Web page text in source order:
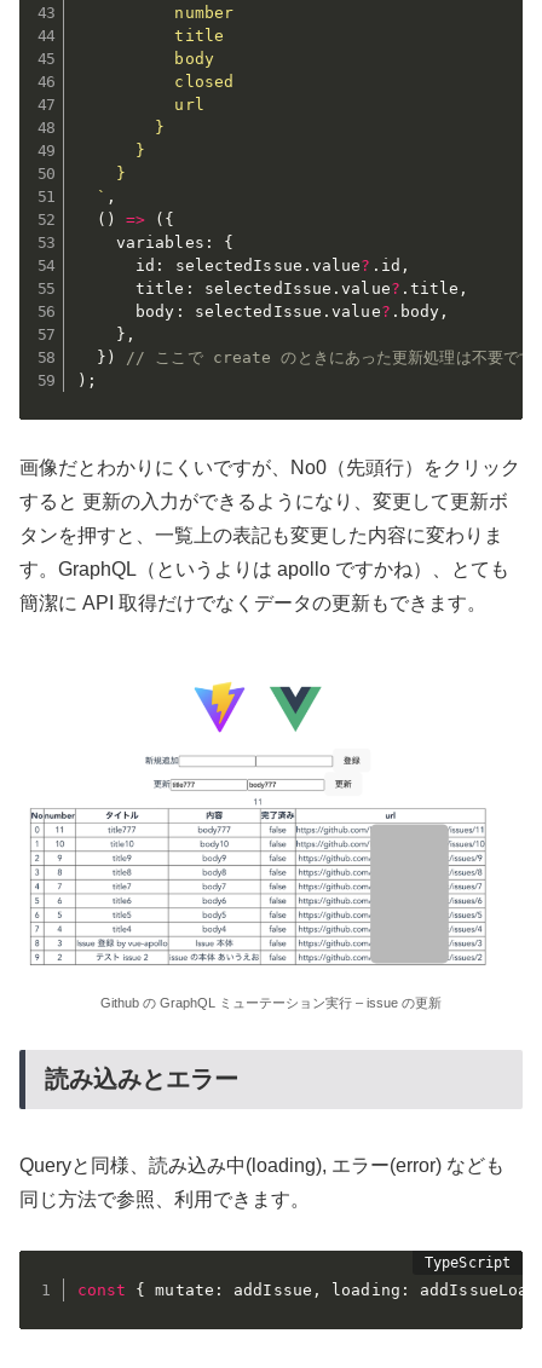
          number
          title
          body
          closed
          url
        }
      }
    }
  `
,
( ) => ( {
    variables
:
{
      id
: selectedIssue . value? . id ,
      title
: selectedIssue .value? . title ,
      body
: selectedIssue .value? . body ,
} ,
} )
// ここで create のときにあった更新処理は不要です
) ;
画像だとわかりにくいですが、No0（先頭行）をクリック
すると 更新の入力ができるようになり、変更して更新ボ
タンを押すと、一覧上の表記も変更した内容に変わりま
す。GraphQL（というよりは apollo ですかね）、とても
簡潔に API 取得だけでなくデータの更新もできます。
Github の GraphQL ミューテーション実行 – issue の更新
読み込みとエラー
Queryと同様、読み込み中(loading), エラー(error) なども
同じ方法で参照、利用できます。
const { mutate : addIssue , loading :